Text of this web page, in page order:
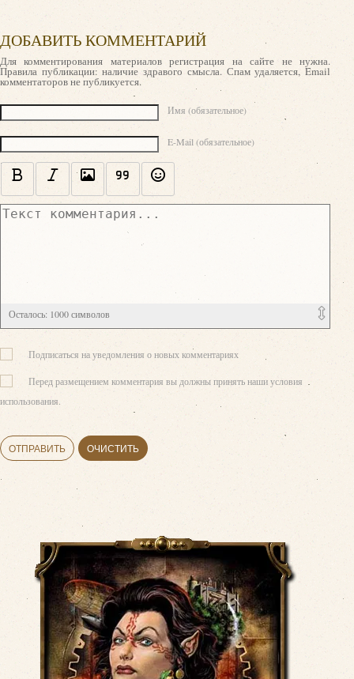
ДОБАВИТЬ КОММЕНТАРИЙ
Для комментирования материалов регистрация на сайте не нужна.
Правила публикации: наличие здравого смысла. Спам удаляется, Email
комментаторов не публикуется.
Имя (обязательное)
E-Mail (обязательное)
Текст комментария
Осталось: 1000символов
Подписаться на уведомления о новых комментариях
Перед размещением комментария вы должны принять наши условия
использования.
ОТПРАВИТЬ ОЧИСТИТЬ